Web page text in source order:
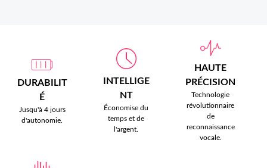
DURABILIT
É
Jusqu'à 4 jours
d'autonomie.
INTELLIGE
NT
Économise du
temps et de
l'argent.
HAUTE
PRÉCISION
Technologie
révolutionnaire
de
reconnaissance
vocale.